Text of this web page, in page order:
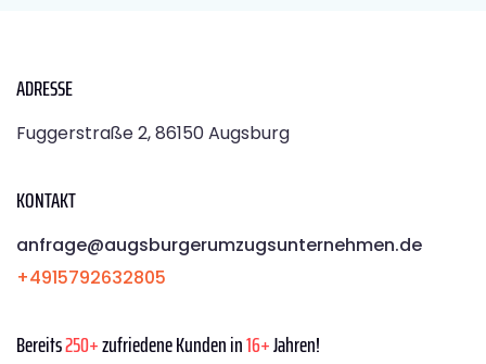
ADRESSE
Fuggerstraße 2, 86150 Augsburg
KONTAKT
anfrage@augsburgerumzugsunternehmen.de
+4915792632805
Bereits250+zufriedene Kunden in16+Jahren!